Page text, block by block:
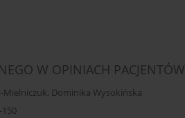
W OPINIACH PACJENTÓW
Mielniczuk, Dominika Wysokińska